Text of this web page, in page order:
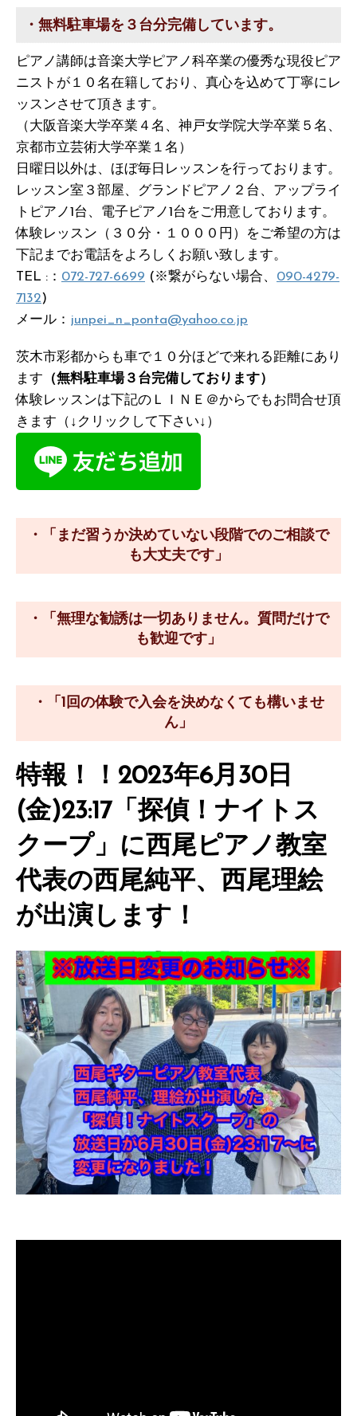
・無料駐車場を３台分完備しています。
ピアノ講師は音楽大学ピアノ科卒業の優秀な現役ピア
ニストが１０名在籍しており、真心を込めて丁寧にレ
ッスンさせて頂きます。
（大阪音楽大学卒業４名、神戸女学院大学卒業５名、
京都市立芸術大学卒業１名）
日曜日以外は、ほぼ毎日レッスンを行っております。
レッスン室３部屋、グランドピアノ２台、アップライ
トピアノ1台、電子ピアノ1台をご用意しております。
体験レッスン（３０分・１０００円）をご希望の方は
下記までお電話をよろしくお願い致します。
TEL :： 072-727-6699 (※繋がらない場合、 090-4279-
7132)
メール： junpei_n_ponta@yahoo.co.jp
茨木市彩都からも車で１０分ほどで来れる距離にあり
ます （無料駐車場３台完備しております）
体験レッスンは下記のＬＩＮＥ＠からでもお問合せ頂
きます（↓クリックして下さい↓）
・「まだ習うか決めていない段階でのご相談で
も大丈夫です」
・「無理な勧誘は一切ありません。質問だけで
も歓迎です」
・「1回の体験で入会を決めなくても構いませ
ん」
特報！！2023年6月30日
(金)23:17「探偵！ナイトス
クープ」に西尾ピアノ教室
代表の西尾純平、西尾理絵
が出演します！